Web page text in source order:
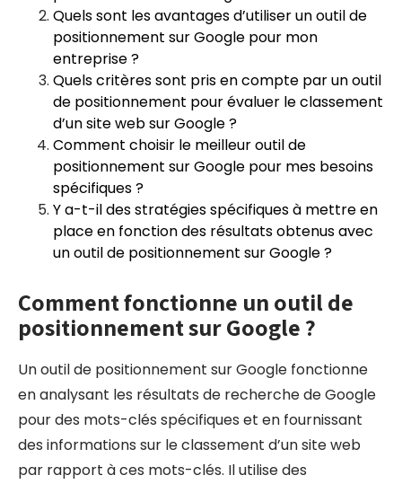
Quels sont les avantages d’utiliser un outil de
positionnement sur Google pour mon
entreprise ?
Quels critères sont pris en compte par un outil
de positionnement pour évaluer le classement
d’un site web sur Google ?
Comment choisir le meilleur outil de
positionnement sur Google pour mes besoins
spécifiques ?
Y a-t-il des stratégies spécifiques à mettre en
place en fonction des résultats obtenus avec
un outil de positionnement sur Google ?
Comment fonctionne un outil de
positionnement sur Google ?
Un outil de positionnement sur Google fonctionne
en analysant les résultats de recherche de Google
pour des mots-clés spécifiques et en fournissant
des informations sur le classement d’un site web
par rapport à ces mots-clés. Il utilise des